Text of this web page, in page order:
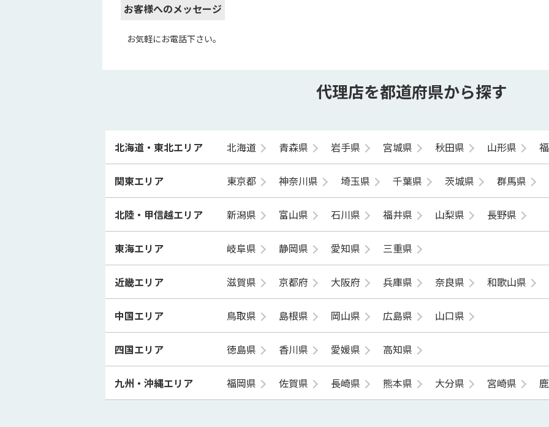
お客様へのメッセージ
お気軽にお電話下さい。
代理店を都道府県から探す
北海道・東北エリア 北海道 青森県 岩手県 宮城県 秋田県 山形県
関東エリア 東京都 神奈川県 埼玉県 千葉県 茨城県 群馬県
北陸・甲信越エリア 新潟県 富山県 石川県 福井県 山梨県 長野県
東海エリア 岐阜県 静岡県 愛知県 三重県
近畿エリア 滋賀県 京都府 大阪府 兵庫県 奈良県 和歌山県
中国エリア 鳥取県 島根県 岡山県 広島県 山口県
四国エリア 徳島県 香川県 愛媛県 高知県
九州・沖縄エリア 福岡県 佐賀県 長崎県 熊本県 大分県 宮崎県